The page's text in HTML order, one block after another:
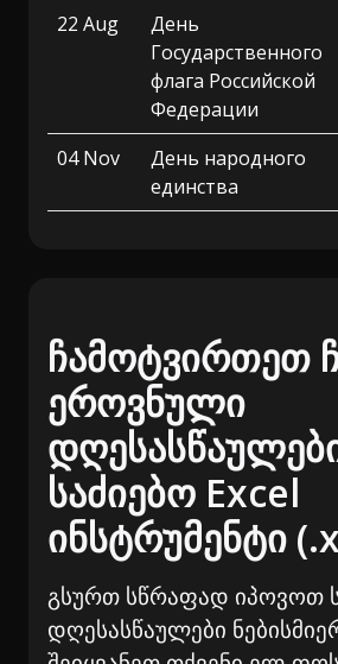
22 Aug
День
Государственного
флага Российской
Федерации
04 Nov
День народного
единства
ჩამოტვირთეთ
ეროვნული
საძიებო Excel
ინსტრუმენტი
გსურთ სწრაფად იპოვოთ
დღესასწაულები